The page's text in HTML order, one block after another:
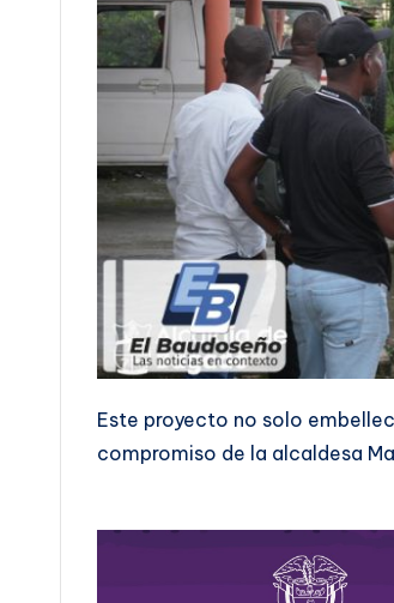
Este proyecto no solo
compromiso de la alcaldesa